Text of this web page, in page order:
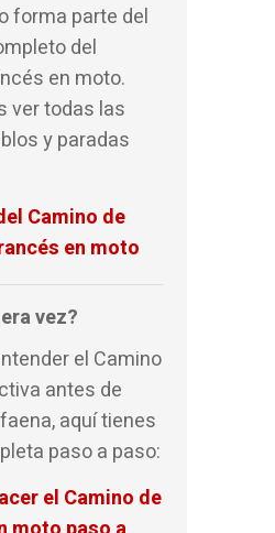
forma parte del
del
en moto.
ver todas las
y paradas
Camino de
en moto
vez?
el Camino
antes de
aquí tienes
paso a paso:
el Camino de